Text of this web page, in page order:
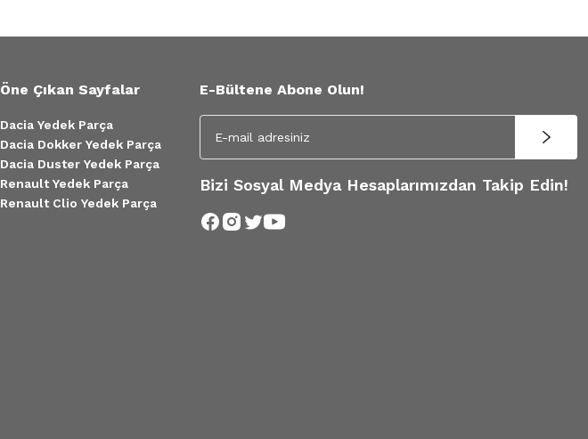
Öne Çıkan Sayfalar
Dacia Yedek Parça
Dacia Dokker Yedek Parça
Dacia Duster Yedek Parça
Renault Yedek Parça
Renault Clio Yedek Parça
E-Bültene Abone Olun!
Bizi Sosyal Medya Hesaplarımızdan Takip Edin!